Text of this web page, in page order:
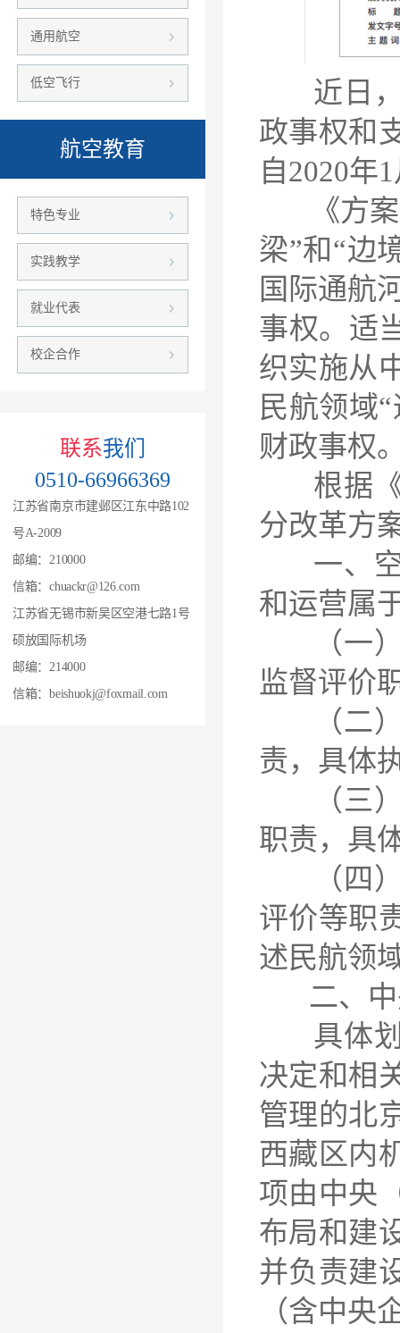
通用航空
低空飞行
航空教育
特色专业
实践教学
就业代表
校企合作
联系我们
0510-66966369
江苏省南京市建邺区江东中路102
号A-2009
邮编：210000
信箱：chuackr@126.com
江苏省无锡市新吴区空港七路1号
硕放国际机场
邮编：214000
信箱：beishuokj@foxmail.com
近日，
政事权和
自2020年
《方案
梁”和“边
国际通航
事权。适
织实施从
民航领域
财政事权
根据《
分改革方
一、空
和运营属
（一）
监督评价
（二）
责，具体
（三）
职责，具
（四）
评价等职
述民航领
二、中
具体划
决定和相
管理的北
西藏区内
项由中央
布局和建
并负责建
（含中央